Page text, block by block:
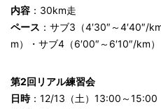
内容 ：30km走
ペース ：サブ3（4′30″～4′40″/
m）・サブ4（6′00″～6′10″/km）
第2回リアル練習会
日時：12/13（土）13:00～15:00